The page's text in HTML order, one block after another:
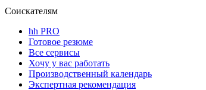
Соискателям
hh PRO
Готовое резюме
Все сервисы
Хочу у вас работать
Производственный календарь
Экспертная рекомендация